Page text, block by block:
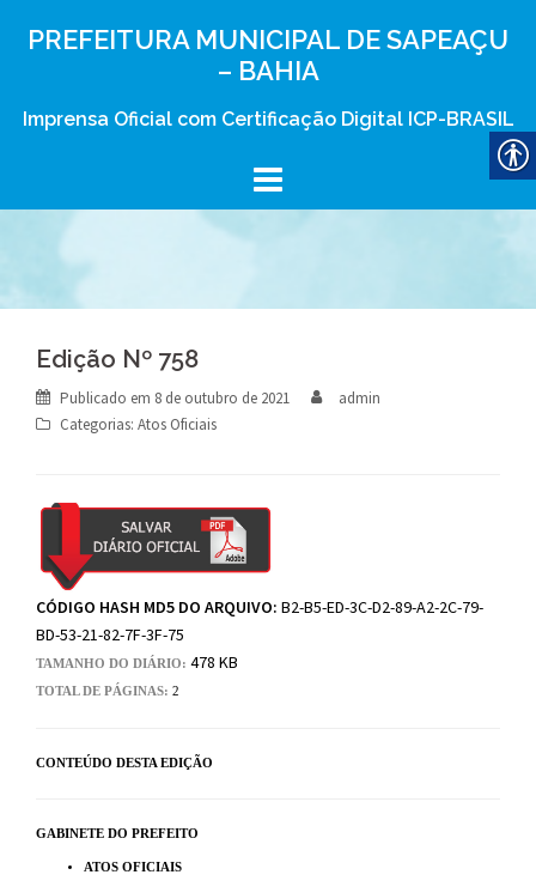
PREFEITURA MUNICIPAL DE SAPEAÇU
– BAHIA
Imprensa Oficial com Certificação Digital ICP-BRASIL
Edição Nº 758
Publicado em 8 de outubro de 2021
admin
Categorias: Atos Oficiais
CÓDIGO HASH MD5 DO ARQUIVO: B2-B5-ED-3C-D2-89-A2-2C-79-
BD-53-21-82-7F-3F-75
TAMANHO DO DIÁRIO: 478 KB
TOTAL DE PÁGINAS: 2
CONTEÚDO DESTA EDIÇÃO
GABINETE DO PREFEITO
ATOS OFICIAIS